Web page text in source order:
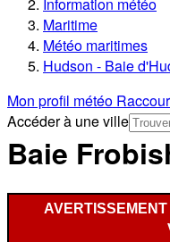
Information météo
Maritime
Météo maritimes
Hudson - Baie
Mon profil météo
Accéder à une ville
Baie